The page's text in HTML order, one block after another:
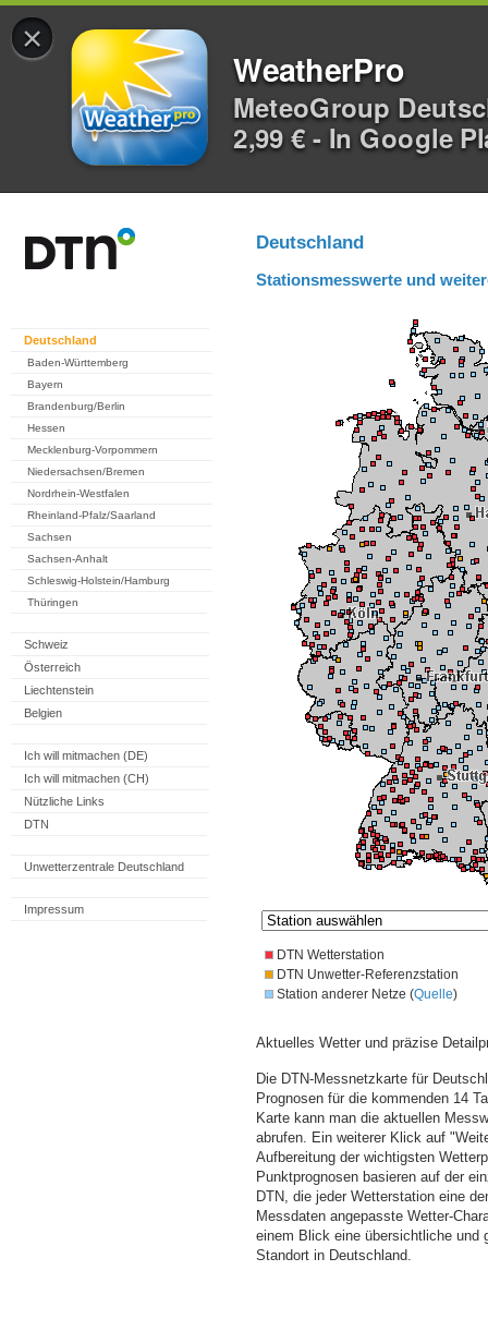
×
WeatherPro
MeteoGroup
2,99 € - In Google
Deutschland
Baden-Württemberg
Bayern
Brandenburg/Berlin
Hessen
Mecklenburg-Vorpommern
Niedersachsen/Bremen
Nordrhein-Westfalen
Rheinland-Pfalz/Saarland
Sachsen
Sachsen-Anhalt
Schleswig-Holstein/Hamburg
Thüringen
Schweiz
Österreich
Liechtenstein
Belgien
Ich will mitmachen (DE)
Ich will mitmachen (CH)
Nützliche Links
DTN
Unwetterzentrale Deutschland
Impressum
Deutschland
Stationsmesswerte und
DTN Wetterstation
DTN Unwetter-Referenzstation
Station anderer Netze (Quelle)
Aktuelles Wetter und präzise
Die DTN-Messnetzkarte für
Prognosen für die kommenden 14
Karte kann man die aktuellen
abrufen. Ein weiterer Klick auf
Aufbereitung der wichtigsten
Punktprognosen basieren auf der
DTN, die jeder Wetterstation eine
Messdaten angepasste Wetter-
einem Blick eine übersichtliche und
Standort in Deutschland.